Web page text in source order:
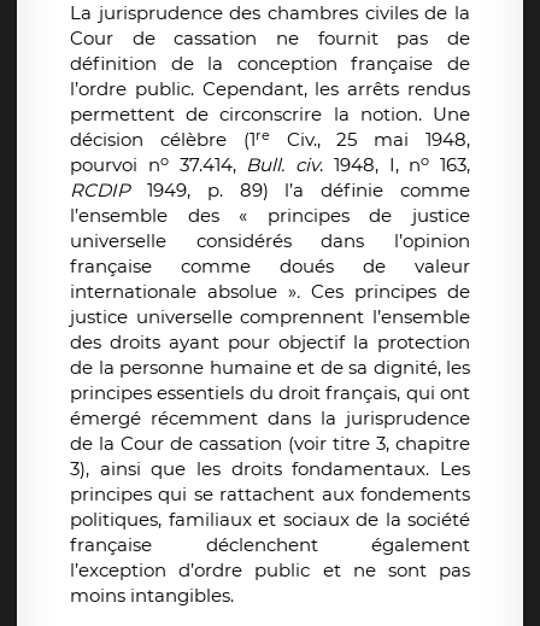
La jurisprudence des chambres civiles de la
Cour de cassation ne fournit pas de
définition de la conception française de
l’ordre public. Cependant, les arrêts rendus
permettent de circonscrire la notion. Une
décision célèbre (1reCiv., 25 mai 1948,
pourvoi no37.414, Bull. civ. 1948, I, no
163,
RCDIP1949, p. 89) l’a définie comme
l’ensemble des « principes de justice
universelle considérés dans l’opinion
française comme doués de valeur
internationale absolue ». Ces principes de
justice universelle comprennent l’ensemble
des droits ayant pour objectif la protection
de la personne humaine et de sa dignité, les
principes essentiels du droit français, qui ont
émergé récemment dans la jurisprudence
de la Cour de cassation (voir titre 3, chapitre
3), ainsi que les droits fondamentaux. Les
principes qui se rattachent aux fondements
politiques, familiaux et sociaux de la société
française déclenchent également
l’exception d’ordre public et ne sont pas
moins intangibles.